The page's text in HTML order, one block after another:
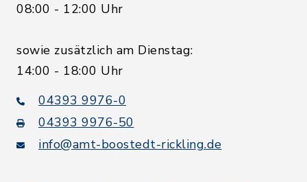
08:00 - 12:00 Uhr
sowie zusätzlich am Dienstag:
14:00 - 18:00 Uhr
04393 9976-0
04393 9976-50
info@amt-boostedt-rickling.de